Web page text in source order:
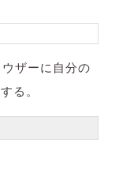
ザーに自分の
る。